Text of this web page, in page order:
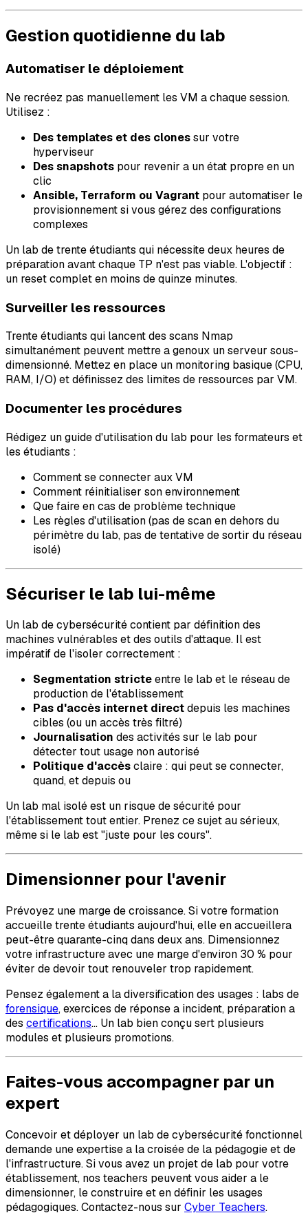
Gestion quotidienne du lab
Automatiser le déploiement
Ne recréez pas manuellement les VM a chaque session.
Utilisez :
Des templates et des clonessur votre
hyperviseur
Des snapshots pour revenir a un état propre en un
clic
Ansible, Terraform ou Vagrant pour automatiser le
provisionnement si vous gérez des configurations
complexes
Un lab de trente étudiants qui nécessite deux heures de
préparation avant chaque TP n'est pas viable. L'objectif :
un reset complet en moins de quinze minutes.
Surveiller les ressources
Trente étudiants qui lancent des scans Nmap
simultanément peuvent mettre a genoux un serveur sous-
dimensionné. Mettez en place un monitoring basique (CPU,
RAM, I/O) et définissez des limites de ressources par VM.
Documenter les procédures
Rédigez un guide d'utilisation du lab pour les formateurs et
les étudiants :
Comment se connecter aux VM
Comment réinitialiser son environnement
Que faire en cas de problème technique
Les règles d'utilisation (pas de scan en dehors du
périmètre du lab, pas de tentative de sortir du réseau
isolé)
Sécuriser le lab lui-même
Un lab de cybersécurité contient par définition des
machines vulnérables et des outils d'attaque. Il est
impératif de l'isoler correctement :
Segmentation stricteentre le lab et le réseau de
production de l'établissement
Pas d'accès internet directdepuis les machines
cibles (ou un accès très filtré)
Journalisation des activités sur le lab pour
détecter tout usage non autorisé
Politique d'accèsclaire : qui peut se connecter,
quand, et depuis ou
Un lab mal isolé est un risque de sécurité pour
l'établissement tout entier. Prenez ce sujet au sérieux,
même si le lab est "juste pour les cours".
Dimensionner pour l'avenir
Prévoyez une marge de croissance. Si votre formation
accueille trente étudiants aujourd'hui, elle en accueillera
peut-être quarante-cinq dans deux ans. Dimensionnez
votre infrastructure avec une marge d'environ 30 % pour
éviter de devoir tout renouveler trop rapidement.
Pensez également a la diversification des usages : labs de
forensique, exercices de réponse a incident, préparation a
des certifications... Un lab bien conçu sert plusieurs
modules et plusieurs promotions.
Faites-vous accompagner par un
expert
Concevoir et déployer un lab de cybersécurité fonctionnel
demande une expertise a la croisée de la pédagogie et de
l'infrastructure. Si vous avez un projet de lab pour votre
établissement, nos teachers peuvent vous aider a le
dimensionner, le construire et en définir les usages
pédagogiques. Contactez-nous sur Cyber Teachers.